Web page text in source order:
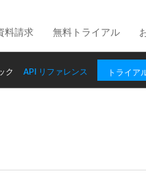
料請求 無料トライアル
ク API リファレンス トライ